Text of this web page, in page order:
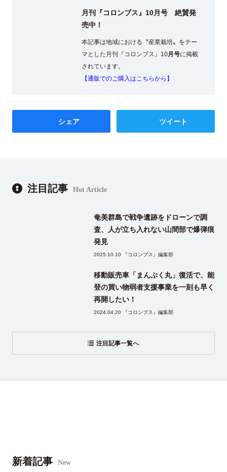
月刊『コロンブス』10月号 絶賛発
売中！
本記事は地域における〝産業栽培〟をテー
マとした月刊『コロンブス』10月号に掲載
されています。
【通販でのご購入はこちらから】
シェア ツイート
注目記事 Hot Article
注目記事一覧へ
奄美群島で戦争遺跡をドローンで調
査、人が立ち入れない山間部で爆弾痕
発見
2025.10.10 『コロンブス』編集部
移動販売車「まんぷく丸」復活で、能
登の買い物弱者支援事業を一刻も早く
再開したい！
2024.04.20 『コロンブス』編集部
新着記事 New